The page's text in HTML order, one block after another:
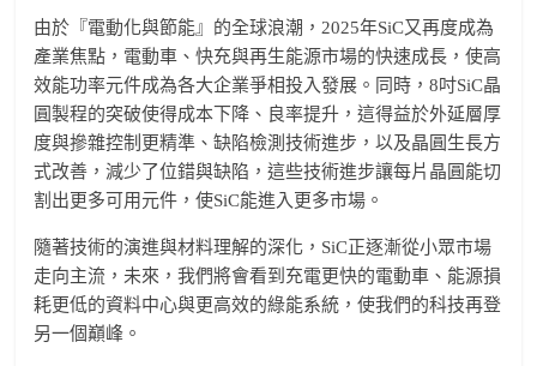
由於『電動化與節能』的全球浪潮，2025年SiC又再度成為
產業焦點，電動車、快充與再生能源市場的快速成長，使高
效能功率元件成為各大企業爭相投入發展。同時，8吋SiC晶
圓製程的突破使得成本下降、良率提升，這得益於外延層厚
度與摻雜控制更精準、缺陷檢測技術進步，以及晶圓生長方
式改善，減少了位錯與缺陷，這些技術進步讓每片晶圓能切
割出更多可用元件，使SiC能進入更多市場。
隨著技術的演進與材料理解的深化，SiC正逐漸從小眾市場
走向主流，未來，我們將會看到充電更快的電動車、能源損
耗更低的資料中心與更高效的綠能系統，使我們的科技再登
另一個巔峰。